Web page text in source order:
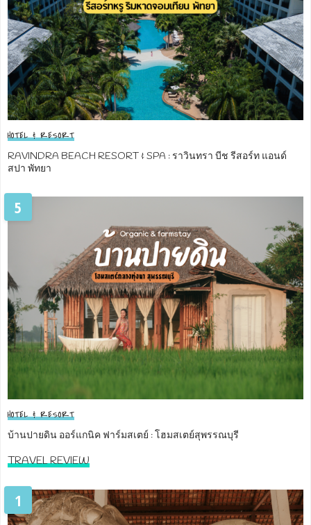
HOTEL & RESORT
RAVINDRA BEACH RESORT & SPA : ราวินทรา บีช รีสอร์ท แอนด์
สปา พัทยา
5
HOTEL & RESORT
บ้านปายดิน ออร์แกนิค ฟาร์มสเตย์ : โฮมสเตย์สุพรรณบุรี
TRAVEL REVIEW
1